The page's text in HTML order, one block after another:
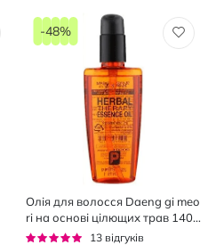
Олія для волосся Daeng gi meo
ri на основі цілющих трав 140
мл
Рейтинг:
13 відгуків
-48%